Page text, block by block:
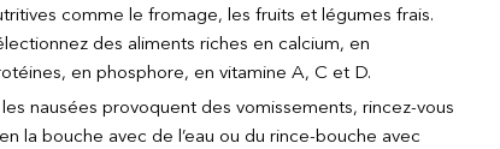
comme le fromage, les fruits et légumes frais.
des aliments riches en calcium, en
en phosphore, en vitamine A, C et D.
les nausées provoquent des vomissements, rincez-vous
la bouche avec de l’eau ou du rince-bouche avec